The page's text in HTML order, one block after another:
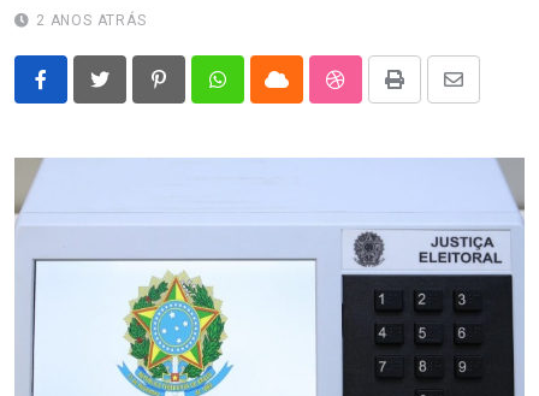
2 ANOS ATRÁS
PinterestWhatsappCloud StumbleUpon
Print
Share
Email